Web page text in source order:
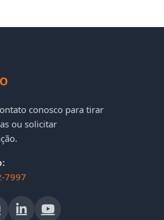
conosco para tirar
ou solicitar
7997